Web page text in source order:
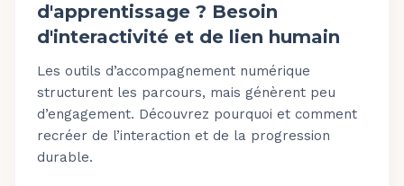
d'apprentissage ? Besoin
d'interactivité et de lien humain
Les outils d’accompagnement numérique
structurent les parcours, mais génèrent peu
d’engagement. Découvrez pourquoi et comment
recréer de l’interaction et de la progression
durable.